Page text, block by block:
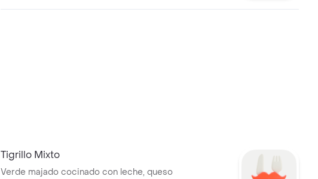
Tigrillo Mixto
Verde majado cocinado con leche, queso